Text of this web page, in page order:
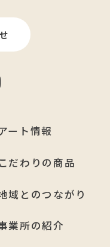
ート情報
こだわりの商品
域とのつながり
業所の紹介